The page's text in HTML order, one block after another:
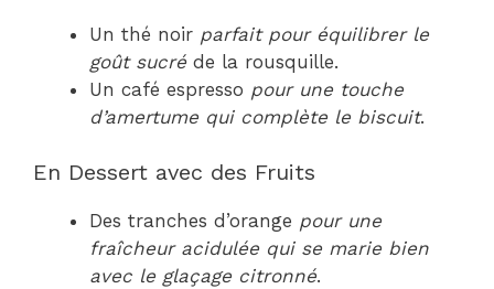
Un thé noir parfait pour équilibrer le
goût sucré de la rousquille.
Un café espresso pour une touche
d’amertume qui complète le biscuit.
En Dessert avec des Fruits
Des tranches d’orange pour une
fraîcheur acidulée qui se marie bien
avec le glaçage citronné.